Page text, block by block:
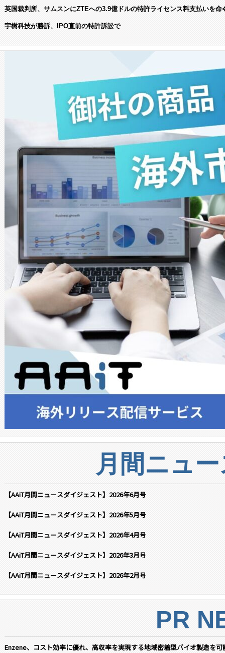
英国裁判所、サムスンにZTEへの3.9億ドルの特許ライセンス料支払いを命
宇樹科技が勝訴、IPO直前の特許訴訟で
月間ニュ
【AAiT月間ニュースダイジェスト】2026年6月号
【AAiT月間ニュースダイジェスト】2026年5月号
【AAiT月間ニュースダイジェスト】2026年4月号
【AAiT月間ニュースダイジェスト】2026年3月号
【AAiT月間ニュースダイジェスト】2026年2月号
PR
Enzene、コスト効率に優れ、高収率を実現する地域密着型バイオ製造を